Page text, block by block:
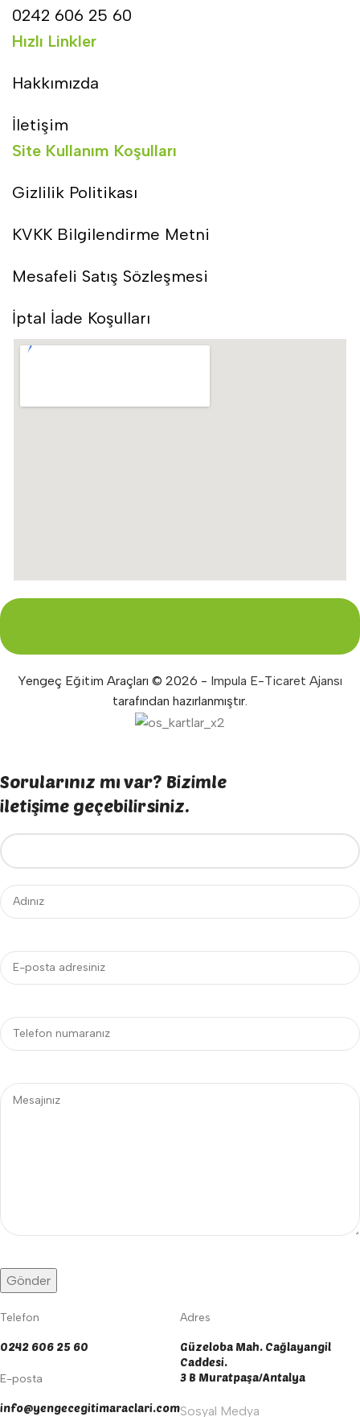
0242 606 25 60
Hızlı Linkler
Hakkımızda
İletişim
Site Kullanım Koşulları
Gizlilik Politikası
KVKK Bilgilendirme Metni
Mesafeli Satış Sözleşmesi
İptal İade Koşulları
Yengeç Eğitim Araçları © 2026 - Impula E-Ticaret Ajansı
tarafından hazırlanmıştır.
Sorularınız mı var? Bizimle
iletişime geçebilirsiniz.
Telefon
0242 606 25 60
E-posta
info@yengecegitimaraclari.com
Adres
Güzeloba Mah. Cağlayangil
Caddesi.
3 B Muratpaşa/Antalya
Sosyal Medya